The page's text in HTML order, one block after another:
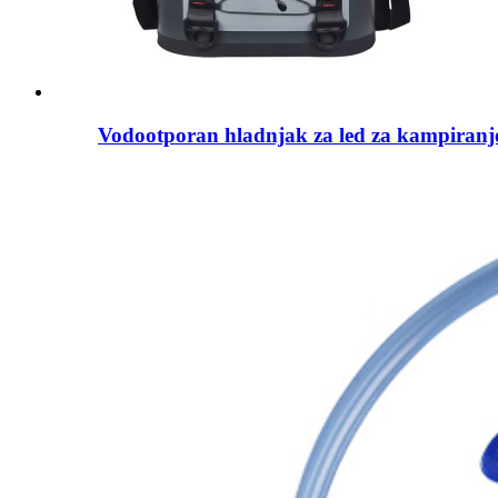
Vodootporan hladnjak za led za